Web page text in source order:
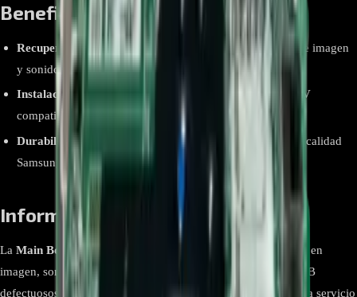
Beneficios Clave
Recupera el rendimiento original
: Devuelve la calidad de imagen
y sonido a su estado de fábrica.
Instalación directa
: Se adapta sin modificaciones en el TV
compatible.
Durabilidad garantizada
: Materiales de alta resistencia y calidad
Samsung.
Información Adicional
La Main Board BN94-15439T
es la solución ideal para fallas en
imagen, sonido, problemas de encendido o puertos HDMI/USB
defectuosos. Es un repuesto OEM confiable recomendado para servicio